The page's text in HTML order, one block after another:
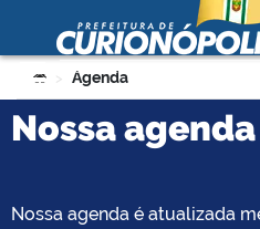
Ir para o conteúdo
Prefeitura
portal
Você está aqui:
> Agenda
Nossa agenda
Nossa agenda é atualizada